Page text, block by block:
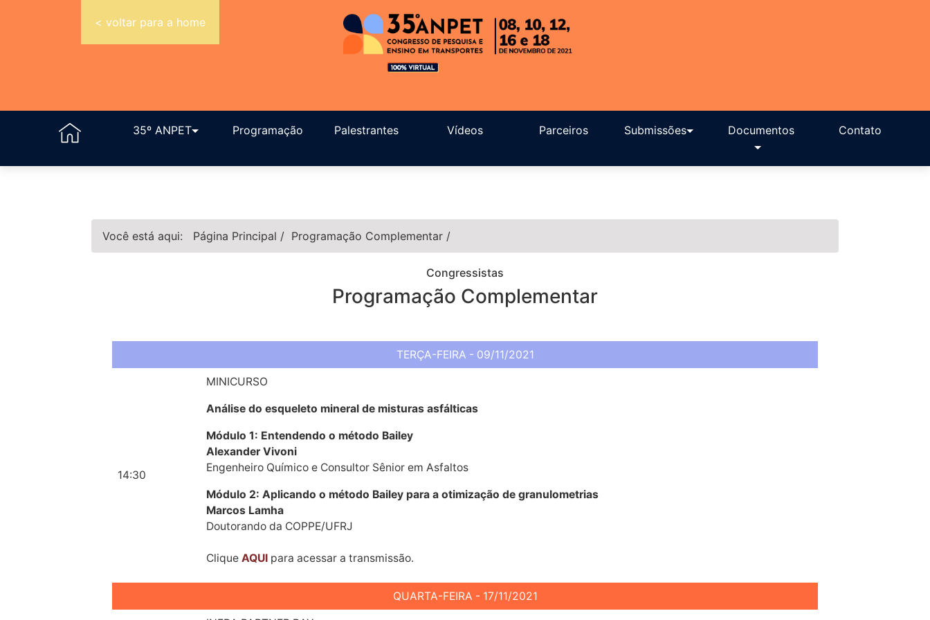
35º ANPET Programação Palestrantes Vídeos Parceiros Submissões Documentos Contato
< voltar para a home
Você está aqui: Página Principal / Programação Complementar /
Congressistas
Programação Complementar
TERÇA-FEIRA - 09/11/2021
14:30
MINICURSO
Análise do esqueleto mineral de misturas asfálticas
Módulo 1: Entendendo o método Bailey
Alexander Vivoni
Engenheiro Químico e Consultor Sênior em Asfaltos
Módulo 2: Aplicando o método Bailey para a otimização de granulometrias
Marcos Lamha
Doutorando da COPPE/UFRJ
Clique AQUI para acessar a transmissão.
QUARTA-FEIRA - 17/11/2021